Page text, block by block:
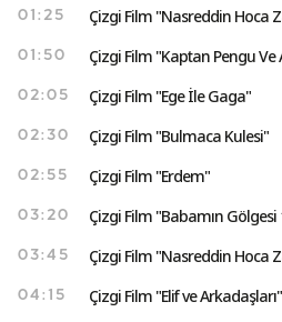
01:25 Çizgi Film "Nasreddin Hoca
01:50 Çizgi Film "Kaptan Pengu Ve
02:05 Çizgi Film "Ege İle Gaga"
02:30 Çizgi Film "Bulmaca Kulesi"
02:55 Çizgi Film "Erdem"
03:20 Çizgi Film "Babamın Gölgesi
03:45 Çizgi Film "Nasreddin Hoca
04:15 Çizgi Film "Elif ve Arkadaşları"